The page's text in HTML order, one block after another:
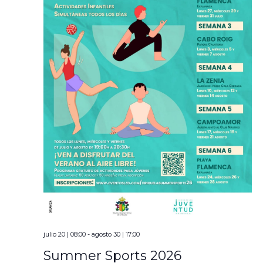
julio 20 | 08:00- agosto 30 | 17:00
Summer Sports 2026